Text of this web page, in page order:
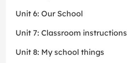
Unit 6: Our School
Unit 7: Classroom instructions
Unit 8: My school things